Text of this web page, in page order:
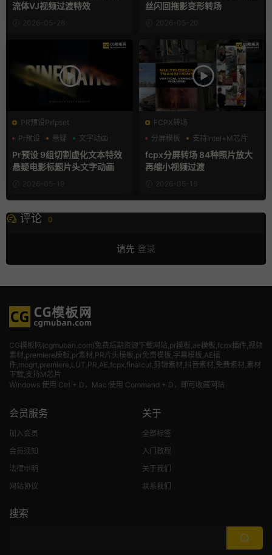
流体VJ视频过渡特效
2026-05-26
丝闪回拖影变形转场
2026-05-20
PR预设Prfpset
Pr预设
悬疑 文字动画
Pr预设 9组切割虚化文本特效
悬疑电影标题片头文字动画
2026-05-19
FCPX转场
分屏模板
支持Intel+M芯片
照片墙
fcpx分屏转场 84种照片放大
再缩小视频过渡
2026-05-16
评论 0
请先 登录
CG模板网(cgmuban.com)免费后期资源下载网站,pr模板,ae模板,fcpx插件,视频
素材 ,premiere模板,pr素材,PR片头模板,pr免费模板,字幕模板,AE插
件,mogrt,premiere,LUT,PR,AE,fcpx,finalcut,剪辑素材,抖音素材,免费素材,素材
下载,支持M芯片
Windows 使用 Ctrl + D，Mac 使用 Command + D，即可收藏网站
会员服务
加入会员
会员须知
法律申明
网站协议
关于
全部标签
入门教程
关于我们
联系我们
搜索